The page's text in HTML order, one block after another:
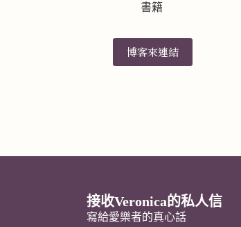
書籍
博客來連結
接收Veronica的私人信
寫給愛樂者的真心話